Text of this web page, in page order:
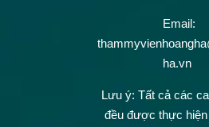
Email:
ha.vn
Lưu ý: Tất cả các
đều được thực hiện